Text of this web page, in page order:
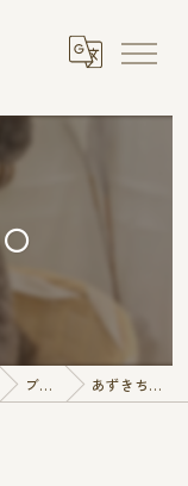
ブログ あずきちゃん🌕